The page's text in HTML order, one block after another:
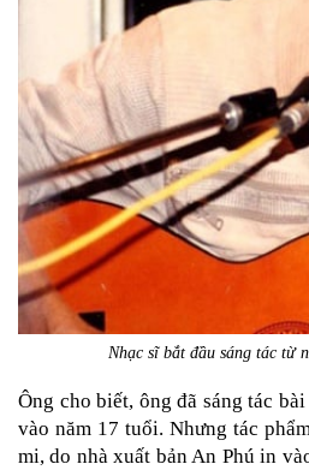
Nhạc sĩ bắt đầu sáng tác từ
Ông cho biết, ông đã sáng tác
vào năm 17 tuổi. Nhưng tác
mi, do nhà xuất bản An Phú in